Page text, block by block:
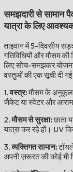
समझदारी से सामान
यात्रा के लिए
ताइवान में 5-दिवसीय
गतिविधियों और मौसम
लिए सोच-समझकर
वस्तुओं की एक सूची दी गई
1.वस्त्र:मौसम के अनुकूल
जैकेट या स्वेटर और
2.मौसम से सुरक्षा:छाता
यात्रा कर रहे हों। UV
3.व्यक्तिगत सामान:
अपनी ज़रूरत की कोई भी